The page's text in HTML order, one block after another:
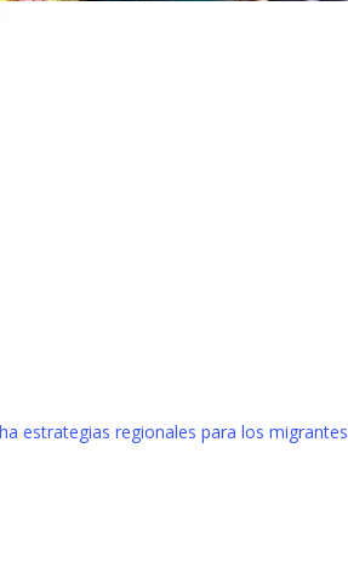
estrategias regionales para los migrantes